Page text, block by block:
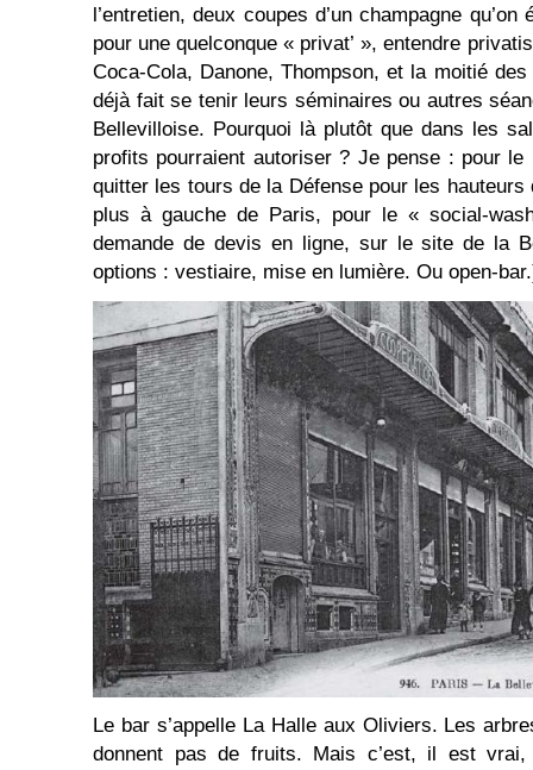
l’entretien, deux coupes d’un champagne
pour une quelconque « privat’ », entendre
Coca-Cola, Danone, Thompson, et la moitié
déjà fait se tenir leurs séminaires ou autres
Bellevilloise. Pourquoi là plutôt que dans les
profits pourraient autoriser ? Je pense : pour le
quitter les tours de la Défense pour les hauteurs
plus à gauche de Paris, pour le « social-
demande de devis en ligne, sur le site de la
options : vestiaire, mise en lumière. Ou open-
Le bar s’appelle La Halle aux Oliviers. Les
donnent pas de fruits. Mais c’est, il est